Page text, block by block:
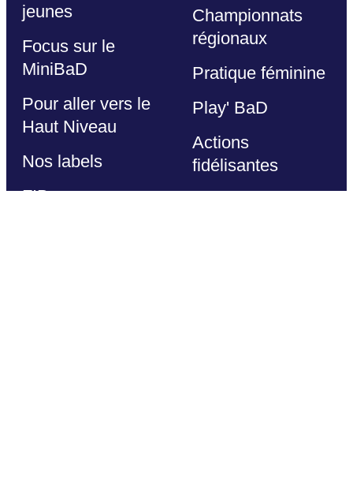
jeunes
Focus sur le
MiniBaD
Pour aller vers le
Haut Niveau
Nos labels
FIB
Championnats
régionaux
Pratique féminine
Play' BaD
Actions
fidélisantes